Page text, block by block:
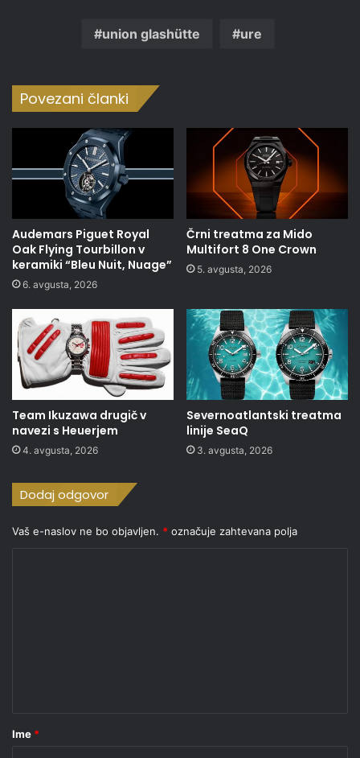
union glashütte ure
Povezani članki
Audemars Piguet Royal
Oak Flying Tourbillon v
keramiki “Bleu Nuit, Nuage”
6. avgusta, 2026
Črni treatma za Mido
Multifort 8 One Crown
5. avgusta, 2026
Team Ikuzawa drugič v
navezi s Heuerjem
4. avgusta, 2026
Severnoatlantski treatma
linije SeaQ
3. avgusta, 2026
Dodaj odgovor
Vaš e-naslov ne bo objavljen. * označuje zahtevana polja
r
Ime *